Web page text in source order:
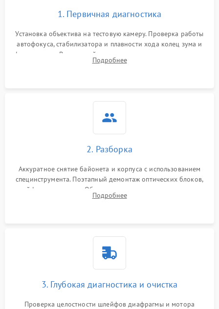
1. Первичная диагностика
Установка объектива на тестовую камеру. Проверка работы
автофокуса, стабилизатора и плавности хода колец зума и
фокусировки. Визуальный осмотр линз на наличие царапин,
грибка, пыли и оценка состояния контактов байонета.
Подробнее
2. Разборка
Аккуратное снятие байонета и корпуса с использованием
специнструмента. Поэтапный демонтаж оптических блоков,
шлейфов и приводов. Обязательная маркировка положения
линзовых групп для сохранения заводской центровки при
Подробнее
3. Глубокая диагностика и очистка
Проверка целостности шлейфов диафрагмы и мотора